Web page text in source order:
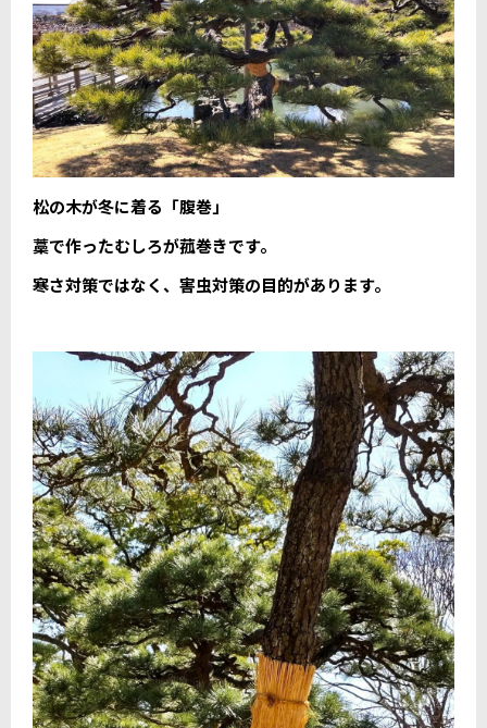
松の木が冬に着る「腹巻」
藁で作ったむしろが菰巻きです。
寒さ対策ではなく、害虫対策の目的があります。